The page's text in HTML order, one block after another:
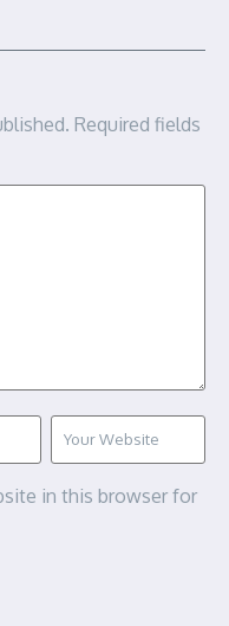
Required fields
in this browser for